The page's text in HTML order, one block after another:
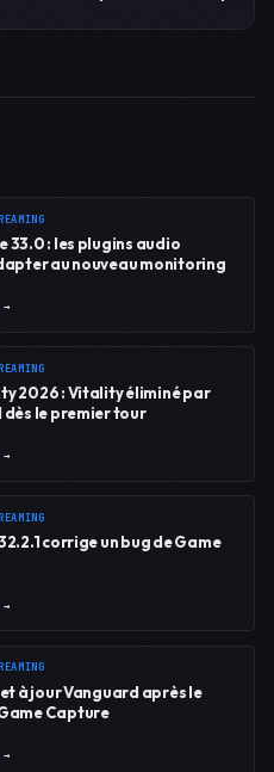
33.0 : les plugins audio
au nouveau monitoring
→
2026 : Vitality éliminé par
dès le premier tour
→
corrige un bug de Game
→
à jour Vanguard après le
Capture
→